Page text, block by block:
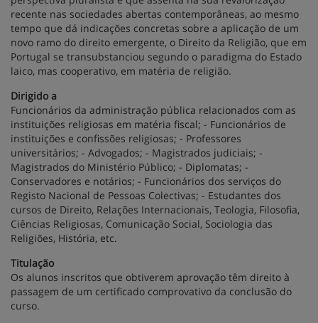
recente nas sociedades abertas contemporâneas, ao mesmo
tempo que dá indicações concretas sobre a aplicação de um
novo ramo do direito emergente, o Direito da Religião, que em
Portugal se transubstanciou segundo o paradigma do Estado
laico, mas cooperativo, em matéria de religião.
Dirigido a
Funcionários da administração pública relacionados com as
instituições religiosas em matéria fiscal; - Funcionários de
instituições e confissões religiosas; - Professores
universitários; - Advogados; - Magistrados judiciais; -
Magistrados do Ministério Público; - Diplomatas; -
Conservadores e notários; - Funcionários dos serviços do
Registo Nacional de Pessoas Colectivas; - Estudantes dos
cursos de Direito, Relações Internacionais, Teologia, Filosofia,
Ciências Religiosas, Comunicação Social, Sociologia das
Religiões, História, etc.
Titulação
Os alunos inscritos que obtiverem aprovação têm direito à
passagem de um certificado comprovativo da conclusão do
curso.